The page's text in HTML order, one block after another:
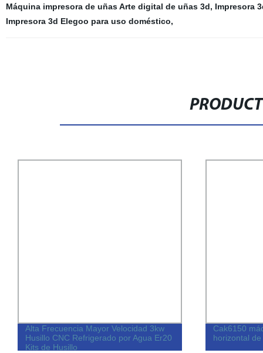
Máquina impresora de uñas Arte digital de uñas 3d, Impresora
Impresora 3d Elegoo para uso doméstico,
Alta Frecuencia Mayor Velocidad 3kw
Husillo CNC Refrigerado por Agua Er20
Kits de Husillo
Cak6150
horizontal